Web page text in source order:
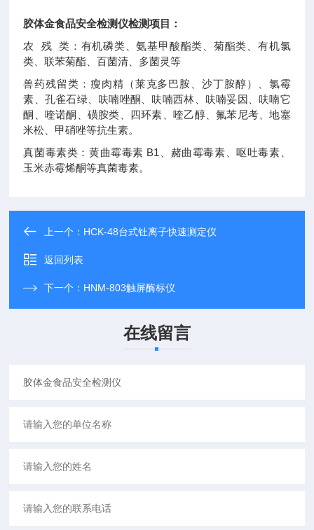
胶体金食品安全检测仪检测项目：
农 残 类：有机磷类、氨基甲酸酯类、菊酯类、有机氯
类、联苯菊酯、百菌清、多菌灵等
兽药残留类：瘦肉精（莱克多巴胺、沙丁胺醇）、氯霉
素、孔雀石绿、呋喃唑酮、呋喃西林、呋喃妥因、呋喃它
酮、喹诺酮、磺胺类、四环素、喹乙醇、氟苯尼考、地塞
米松、甲硝唑等抗生素。
真菌毒素类：黄曲霉毒素 B1、赭曲霉毒素、呕吐毒素、
玉米赤霉烯酮等真菌毒素。
上一个： HCK-48台式钍离子快速测定仪
返回列表
下一个： HNM-803触屏酶标仪
在线留言